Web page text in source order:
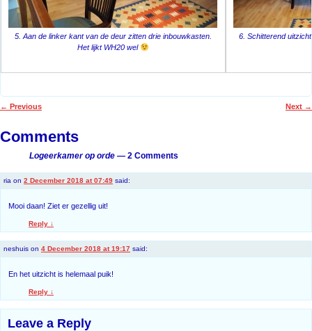
5. Aan de linker kant van de deur zitten drie inbouwkasten.
Het lijkt WH20 wel
6. Schitterend
← Previous Next →
Comments
Logeerkamer op orde — 2 Comments
ria on 2 December 2018 at 07:49 said:
Mooi daan! Ziet er gezellig uit!
Reply ↓
neshuis on 4 December 2018 at 19:17 said:
En het uitzicht is helemaal puik!
Reply ↓
Leave a Reply